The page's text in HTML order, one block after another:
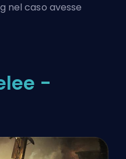
nel caso avesse
-